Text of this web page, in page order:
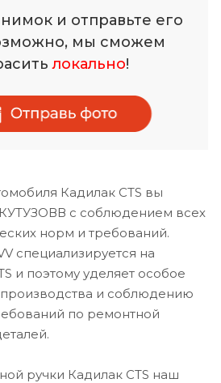
и отправьте его
мы сможем
локально!
Кадилак CTS вы
с соблюдением всех
норм и требований.
специализируется на
и поэтому уделяет особое
производства и соблюдению
по ремонтной
ручки Кадилак CTS наш